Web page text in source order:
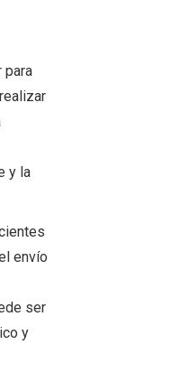
para
y la
envío
ser
y